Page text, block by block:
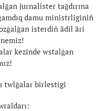
jurnalister tağdırına
damu ministrliginiñ
isterdiñ ädil äri
kezinde wstalğan
twlğalar birlestigi